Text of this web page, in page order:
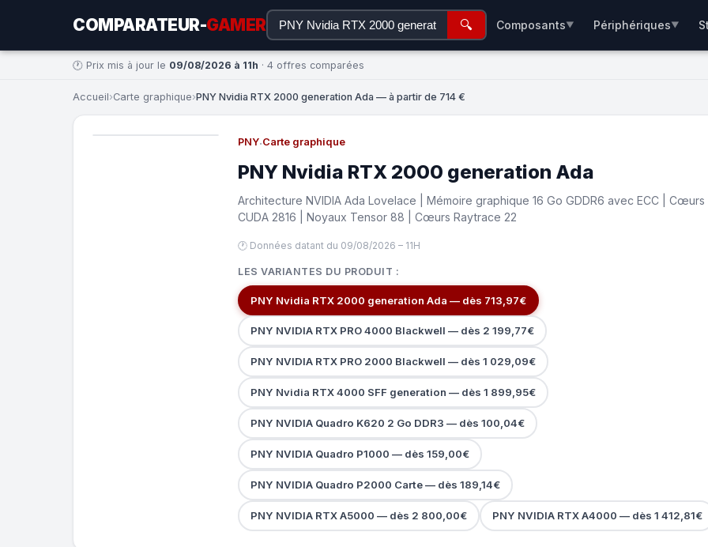
COMPARATEUR-GAMER 🔍 Composants▼ Périphériques▼
🕐 Prix mis à jour le 09/08/2026 à 11h · 4 offres comparées
Accueil›Carte graphique›PNY Nvidia RTX 2000 generation Ada — à partir de 714 €
PNY·Carte graphique
PNY Nvidia RTX 2000 generation Ada
Architecture NVIDIA Ada Lovelace | Mémoire graphique 16 Go GDDR6 avec ECC | Cœurs
CUDA 2816 | Noyaux Tensor 88 | Cœurs Raytrace 22
🕐 Données datant du 09/08/2026 – 11H
LES VARIANTES DU PRODUIT :
PNY Nvidia RTX 2000 generation Ada — dès 713,97€
PNY NVIDIA RTX PRO 4000 Blackwell — dès 2 199,77€
PNY NVIDIA RTX PRO 2000 Blackwell — dès 1 029,09€
PNY Nvidia RTX 4000 SFF generation — dès 1 899,95€
PNY NVIDIA Quadro K620 2 Go DDR3 — dès 100,04€
PNY NVIDIA Quadro P1000 — dès 159,00€
PNY NVIDIA Quadro P2000 Carte — dès 189,14€
PNY NVIDIA RTX A5000 — dès 2 800,00€ PNY NVIDIA RTX A4000 — dès 1 412,81€